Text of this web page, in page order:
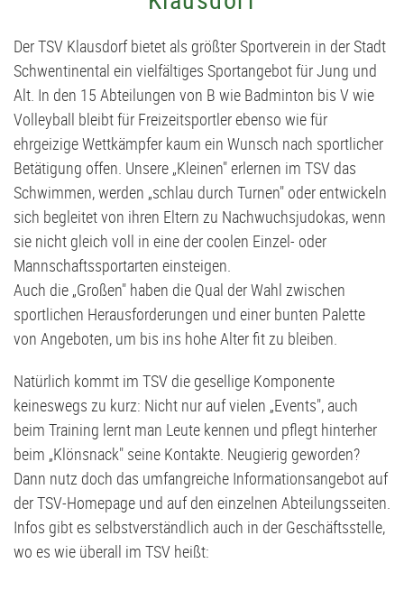
Der TSV Klausdorf bietet als größter Sportverein in der Stadt
Schwentinental ein vielfältiges Sportangebot für Jung und
Alt. In den 15 Abteilungen von B wie Badminton bis V wie
Volleyball bleibt für Freizeitsportler ebenso wie für
ehrgeizige Wettkämpfer kaum ein Wunsch nach sportlicher
Betätigung offen. Unsere „Kleinen" erlernen im TSV das
Schwimmen, werden „schlau durch Turnen" oder entwickeln
sich begleitet von ihren Eltern zu Nachwuchsjudokas, wenn
sie nicht gleich voll in eine der coolen Einzel- oder
Mannschaftssportarten einsteigen.
Auch die „Großen" haben die Qual der Wahl zwischen
sportlichen Herausforderungen und einer bunten Palette
von Angeboten, um bis ins hohe Alter fit zu bleiben.
Natürlich kommt im TSV die gesellige Komponente
keineswegs zu kurz: Nicht nur auf vielen „Events", auch
beim Training lernt man Leute kennen und pflegt hinterher
beim „Klönsnack" seine Kontakte. Neugierig geworden?
Dann nutz doch das umfangreiche Informationsangebot auf
der TSV-Homepage und auf den einzelnen Abteilungsseiten.
Infos gibt es selbstverständlich auch in der Geschäftsstelle,
wo es wie überall im TSV heißt:
Kanu
Kids Club
Kursanmeldung | Kids Club
Leichtathletik
Schützen
Schwimmen
Volleyball
Förderverein
Fussball Bericht Archiv
D2-Jugend - TSV Klausdorf II U12
D3-Jugend - SG Schwentine
E1-Jugend - TSV Klausdorf U11
E2-Jugend - TSV Klausdorf II U10
E3-Jugend - TSV Klausdorf III U10
F1-Jugend - TSV Klausdorf U9
F2-Jugend - TSV Klausdorf U8
G2-Jugend - TSV Klausdorf U6